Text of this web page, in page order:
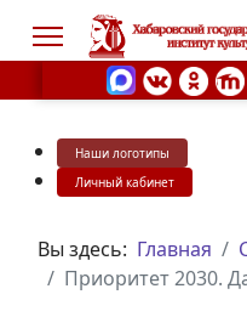
Наши логотипы
Личный кабинет
Вы здесь: Главная
Приоритет 2030.